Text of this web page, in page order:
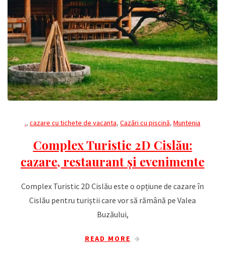
., cazare cu tichete de vacanta, Cazări cu piscină, Muntenia
Complex Turistic 2D Cislău:
cazare, restaurant și evenimente
Complex Turistic 2D Cislău este o opțiune de cazare în
Cislău pentru turiștii care vor să rămână pe Valea
Buzăului,
READ MORE